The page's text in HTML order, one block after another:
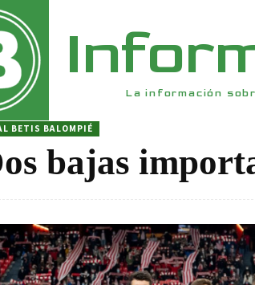
La información
BETIS BALOMPIÉ
bajas